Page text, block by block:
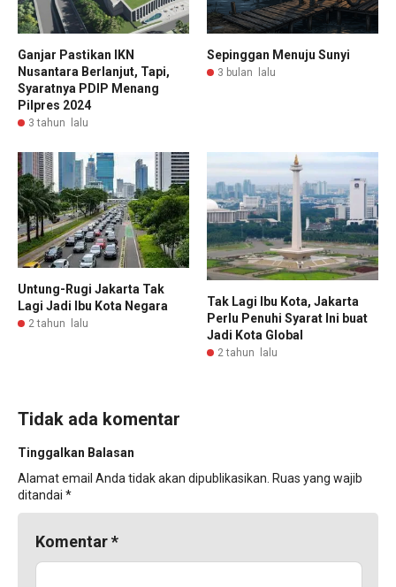
Ganjar Pastikan IKN
Nusantara Berlanjut, Tapi,
Syaratnya PDIP Menang
Pilpres 2024
3 tahun lalu
Sepinggan Menuju Sunyi
3 bulan lalu
Untung-Rugi Jakarta Tak
Lagi Jadi Ibu Kota Negara
2 tahun lalu
Tak Lagi Ibu Kota, Jakarta
Perlu Penuhi Syarat Ini buat
Jadi Kota Global
2 tahun lalu
Tidak ada komentar
Tinggalkan Balasan
Alamat email Anda tidak akan dipublikasikan. Ruas yang wajib
ditandai *
Komentar*